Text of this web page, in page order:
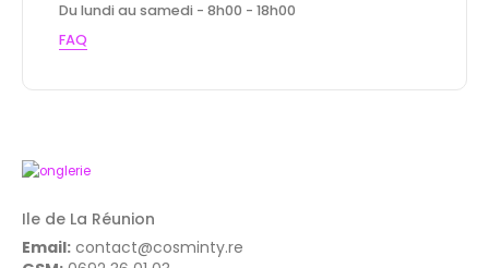
Du lundi au samedi - 8h00 - 18h00
FAQ
Ile de La Réunion
Email: contact@cosminty.re